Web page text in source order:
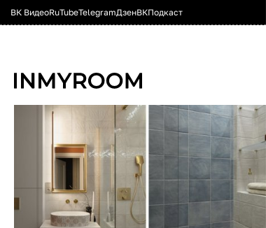
ВК ВидеоRuTubeTelegramДзенВКПодкаст